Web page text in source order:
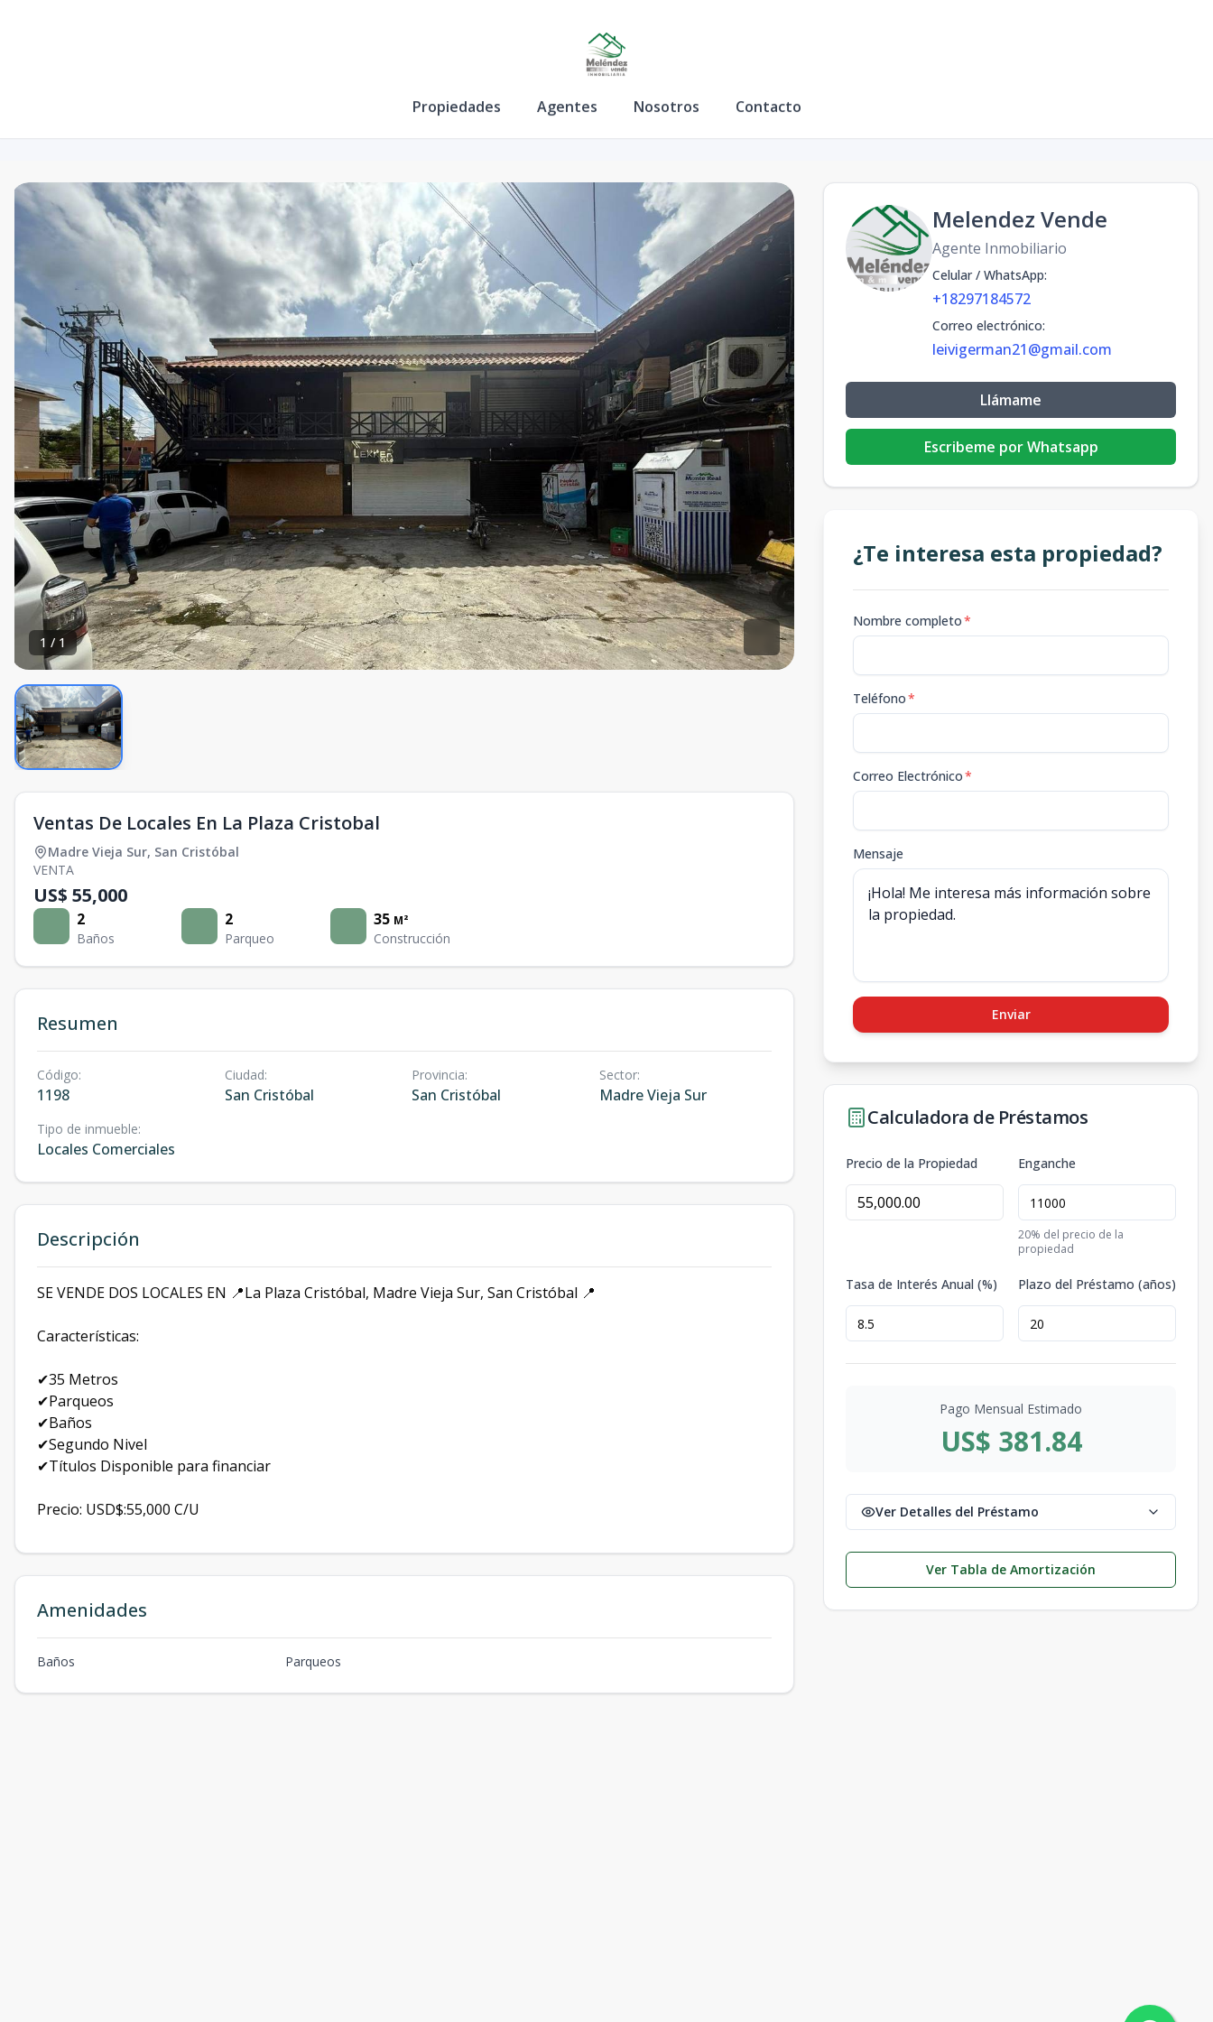
1 / 1
Ventas De Locales En La Plaza Cristobal
Madre Vieja Sur, San Cristóbal
VENTA
US$ 55,000
2
Baños
2
Parqueo
35 M²
Construcción
Resumen
Código:
1198
Ciudad:
San Cristóbal
Provincia:
San Cristóbal
Sector:
Madre Vieja Sur
Tipo de inmueble:
Locales Comerciales
Descripción
SE VENDE DOS LOCALES EN 📍La Plaza Cristóbal, Madre Vieja Sur, San Cristóbal 📍
Características:
✔35 Metros
✔Parqueos
✔Baños
✔Segundo Nivel
✔Títulos Disponible para financiar
Precio: USD$:55,000 C/U
Amenidades
Baños Parqueos
Melendez Vende
Agente Inmobiliario
Celular / WhatsApp:
+18297184572
Correo electrónico:
leivigerman21@gmail.com
Llámame
Escribeme por Whatsapp
¿Te interesa esta propiedad?
Nombre completo*
Teléfono*
Correo Electrónico*
Mensaje
Enviar
Calculadora de Préstamos
Precio de la Propiedad Enganche
20% del precio de la
propiedad
Tasa de Interés Anual (%) Plazo del Préstamo (años)
Pago Mensual Estimado
US$ 381.84
Ver Detalles del Préstamo
Ver Tabla de Amortización